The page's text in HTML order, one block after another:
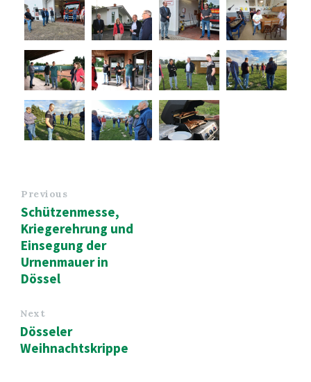
Previous
Schützenmesse,
Kriegerehrung und
Einsegung der
Urnenmauer in
Dössel
Next
Dösseler
Weihnachtskrippe